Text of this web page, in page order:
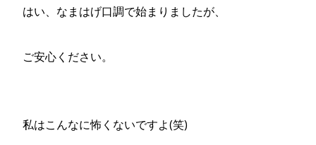
はい、なまはげ口調で始まりましたが、
ご安心ください。
私はこんなに怖くないですよ(笑)